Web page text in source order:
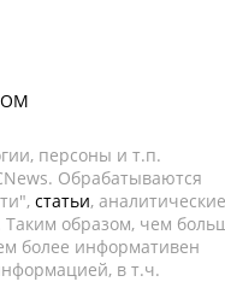
персоны и т.п.
Обрабатываются
статьи, аналитические
Таким образом, чем
более информативен
в т.ч.